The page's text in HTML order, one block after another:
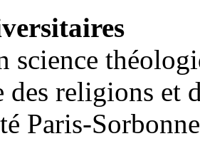
science
des religions et
Paris-